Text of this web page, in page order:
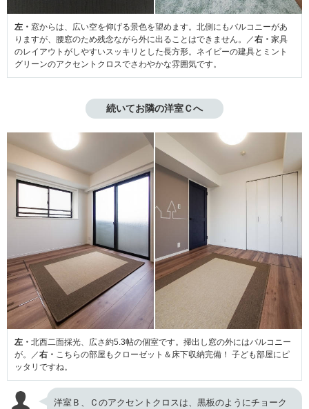
左・ 窓からは、広い空を仰げる景色を望めます。北側にもバルコニーがあ
りますが、腰窓のため残念ながら外に出ることはできません。／右・ 家具
のレイアウトがしやすいスッキリとした長方形。ネイビーの建具とミント
グリーンのアクセントクロスでさわやかな雰囲気です。
続いてお隣の洋室Ｃへ
左・ 北西二面採光、広さ約5.3帖の個室です。掃出し窓の外にはバルコニー
が。／右・ こちらの部屋もクローゼット＆床下収納完備！ 子ども部屋にピ
ッタリですね。
洋室Ｂ、Ｃのアクセントクロスは、黒板のようにチョーク